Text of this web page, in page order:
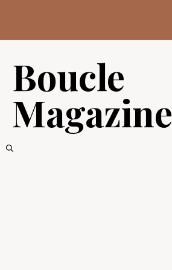
contenu
Boucle
Magazine